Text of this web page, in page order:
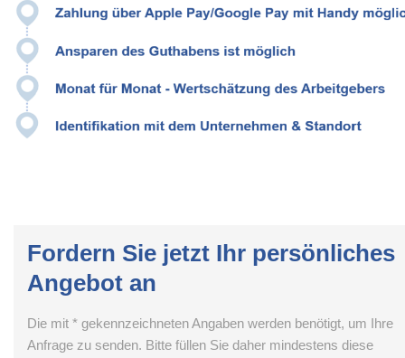
Fordern Sie jetzt Ihr persönliches
Angebot an
Die mit * gekennzeichneten Angaben werden benötigt, um Ihre
Anfrage zu senden. Bitte füllen Sie daher mindestens diese